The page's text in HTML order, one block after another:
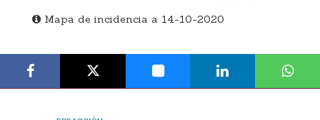
Mapa de incidencia a 14-10-2020